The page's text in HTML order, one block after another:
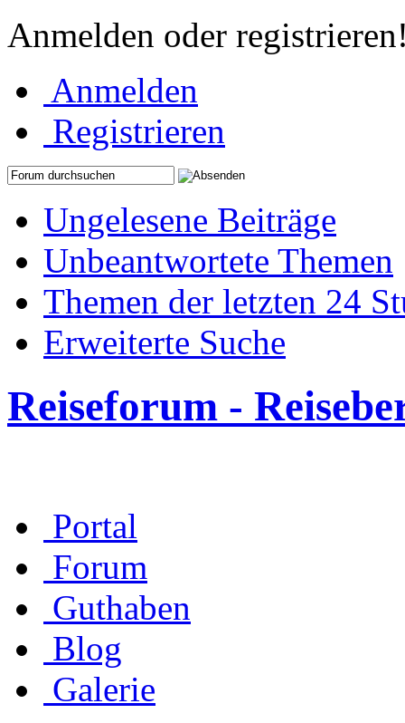
Anmelden oder
Anmelden
Registrieren
Ungelesene Beiträge
Unbeantwortete Themen
Themen der letzten 24
Erweiterte Suche
Reiseforum -
Portal
Forum
Guthaben
Blog
Galerie